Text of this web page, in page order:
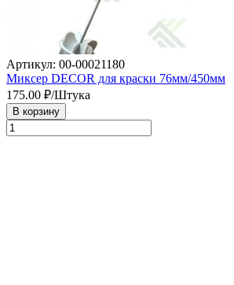
Артикул: 00-00021180
Миксер DECOR для краски 76мм/450мм
175.00 ₽/Штука
В корзину